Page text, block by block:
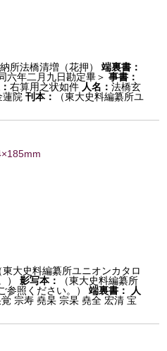
所法橋清増（花押）
端裏書：
六年二月九日勘定畢＞ 事書：
右算用之状如件 人名：法橋玄
蓮院 刊本：
（東大史料編纂所ユ
東大史料編纂所ユニオンカタロ
）
影写本：
（東大史料編纂所
参照ください。）
端裏書：
人
宗寿 堯杲 宗杲 堯全 宏清 宝